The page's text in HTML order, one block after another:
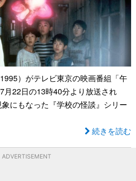
）がテレビ東京の映画番組「午
月22日の13時40分より放送され
にもなった『学校の怪談』シリー
続きを読む
ADVERTISEMENT